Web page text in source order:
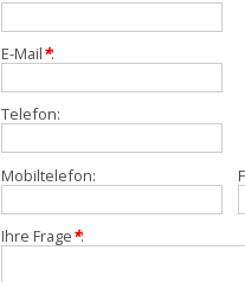
E-Mail*:
Telefon:
Mobiltelefon:
Ihre Frage*: